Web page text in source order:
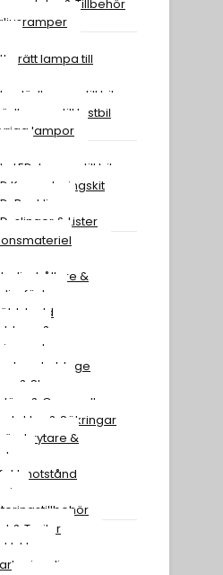
& Tillbehör
rätt lampa till
glödlampor till bil
till lastbil
lampor
LED-lampor till bil
Konverteringskit
Backljus
slingor & Lister
&
&
kablage
& Skruv
& Omvandlare
& Säkringar
&
& Trailer